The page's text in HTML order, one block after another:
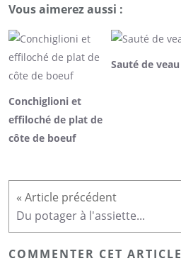
Vous aimerez aussi :
Conchiglioni et
effiloché de plat de
côte de boeuf
Sauté de veau
Du potager à l'assiette...
COMMENTER CET ARTICLE